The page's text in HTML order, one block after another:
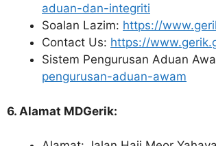
aduan-dan-integriti
Soalan Lazim: https://
Contact Us: https://
Sistem Pengurusan Aduan
pengurusan-aduan-awam
6. Alamat MDGerik: